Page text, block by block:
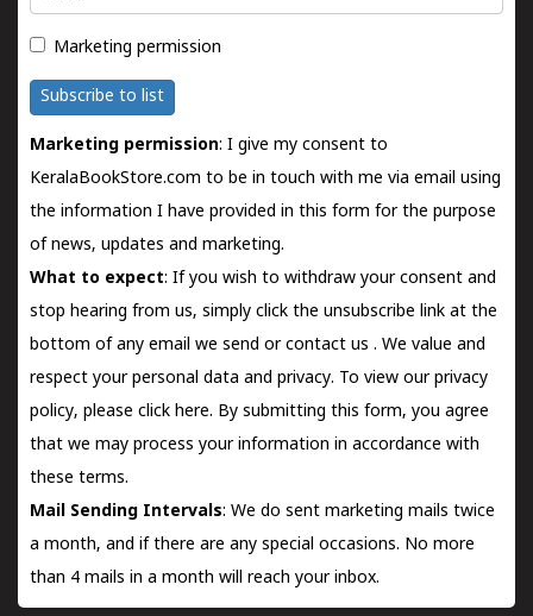
Marketing permission
Subscribe to list
Marketing permission: I give my consent to
KeralaBookStore.com to be in touch with me via email using
the information I have provided in this form for the purpose
of news, updates and marketing.
What to expect: If you wish to withdraw your consent and
stop hearing from us, simply click the unsubscribe link at the
bottom of any email we send orcontact us . We value and
respect your personal data and privacy. To view our privacy
policy, please click here. By submitting this form, you agree
that we may process your information in accordance with
these terms.
Mail Sending Intervals: We do sent marketing mails twice
a month, and if there are any special occasions. No more
than 4 mails in a month will reach your inbox.